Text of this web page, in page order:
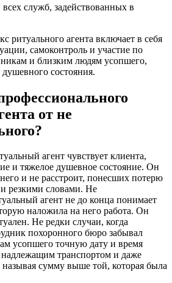
служб, задействованных в
ритуального агента включает в себя
самоконтроль и участие по
и близким людям усопшего,
состояния.
от не
агент чувствует клиента,
и тяжелое душевное состояние. Он
и не расстроит, понесших потерю
резкими словами. Не
агент не до конца понимает
наложила на него работа. Он
Не редки случаи, когда
похоронного бюро забывал
усопшего точную дату и время
транспортом и даже
называя сумму выше той, которая была